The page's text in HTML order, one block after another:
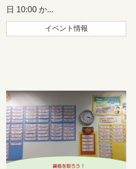
日 10:00 か...
イベント情報